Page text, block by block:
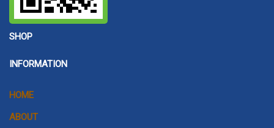
SHOP
INFORMATION
HOME
ABOUT